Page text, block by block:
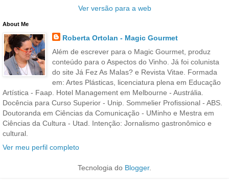
Ver versão para a web
About Me
Roberta Ortolan - Magic Gourmet
Além de escrever para o Magic Gourmet, produz
conteúdo para o Aspectos do Vinho. Já foi colunista
do site Já Fez As Malas? e Revista Vitae. Formada
em: Artes Plásticas, licenciatura plena em Educação
Artística - Faap. Hotel Management em Melbourne - Austrália.
Docência para Curso Superior - Unip. Sommelier Profissional - ABS.
Doutoranda em Ciências da Comunicação - UMinho e Mestra em
Ciências da Cultura - Utad. Intenção: Jornalismo gastronômico e
cultural.
Ver meu perfil completo
Tecnologia do Blogger.